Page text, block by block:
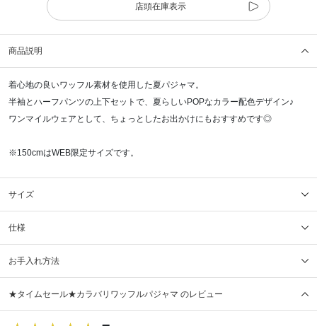
店頭在庫表示
商品説明
着心地の良いワッフル素材を使用した夏パジャマ。
半袖とハーフパンツの上下セットで、夏らしいPOPなカラー配色デザイン♪
ワンマイルウェアとして、ちょっとしたお出かけにもおすすめです◎
※150cmはWEB限定サイズです。
サイズ
仕様
お手入れ方法
★タイムセール★カラバリワッフルパジャマ のレビュー